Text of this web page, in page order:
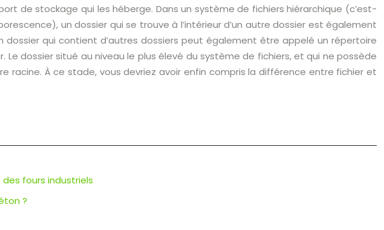
de stockage qui les héberge. Dans un système de fichiers hiérarchique (c’est-
un dossier qui se trouve à l’intérieur d’un autre dossier est également
dossier qui contient d’autres dossiers peut également être appelé un répertoire
dossier situé au niveau le plus élevé du système de fichiers, et qui ne possède
racine. À ce stade, vous devriez avoir enfin compris la différence entre fichier et
fours industriels
?